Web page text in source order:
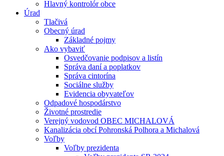
Hlavný kontrolór obce
Úrad
Tlačivá
Obecný úrad
Základné pojmy
Ako vybaviť
Osvedčovanie podpisov a listín
Správa daní a poplatkov
Správa cintorína
Sociálne služby
Evidencia obyvateľov
Odpadové hospodárstvo
Životné prostredie
Verejný vodovod OBEC MICHALOVÁ
Kanalizácia obcí Pohronská Polhora a Michalová
Voľby
Voľby prezidenta